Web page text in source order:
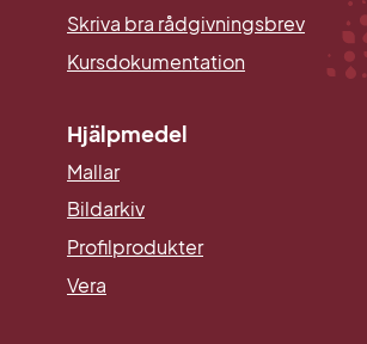
Skriva bra rådgivningsbrev
Kursdokumentation
Hjälpmedel
Mallar
BildarkivLänk till annan webbplats.
Profilprodukter
Vera